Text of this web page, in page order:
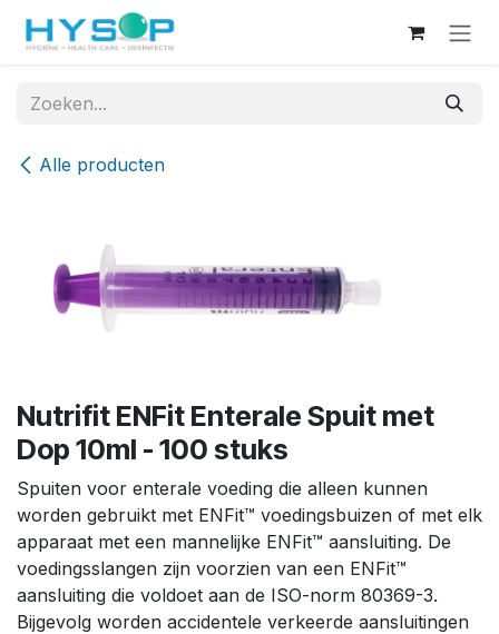
Overslaan naar inhoud
Alle producten
Nutrifit ENFit Enterale Spuit met
Dop 10ml - 100 stuks
Spuiten voor enterale voeding die alleen kunnen
worden gebruikt met ENFit™ voedingsbuizen of met elk
apparaat met een mannelijke ENFit™ aansluiting. De
voedingsslangen zijn voorzien van een ENFit™
aansluiting die voldoet aan de ISO-norm 80369-3.
Bijgevolg worden accidentele verkeerde aansluitingen